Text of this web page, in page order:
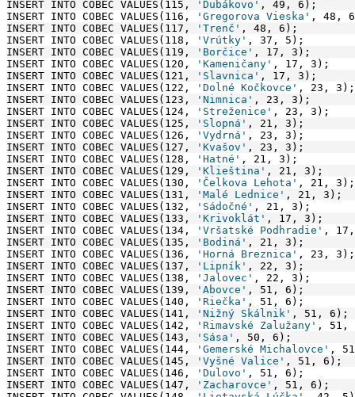
INSERT INTO COBEC VALUES(115,
'Ďubákovo' , 49, 6);
INSERT INTO COBEC VALUES(116,
'Gregorova Vieska' , 48,
INSERT INTO COBEC VALUES(117,
'Trenč' , 48, 6);
INSERT INTO COBEC VALUES(118,
'Vrútky' , 37, 5);
INSERT INTO COBEC VALUES(119,
'Borčice' , 17, 3);
INSERT INTO COBEC VALUES(120,
'Kameničany' , 17, 3);
INSERT INTO COBEC VALUES(121,
'Slavnica' , 17, 3);
INSERT INTO COBEC VALUES(122,
'Dolné Kočkovce' , 23, 3);
INSERT INTO COBEC VALUES(123,
'Nimnica' , 23, 3);
INSERT INTO COBEC VALUES(124,
'Streženice' , 23, 3);
INSERT INTO COBEC VALUES(125,
'Slopná' , 21, 3);
INSERT INTO COBEC VALUES(126,
'Vydrná' , 23, 3);
INSERT INTO COBEC VALUES(127,
'Kvašov' , 23, 3);
INSERT INTO COBEC VALUES(128,
'Hatné' , 21, 3);
INSERT INTO COBEC VALUES(129,
'Klieština' , 21, 3);
INSERT INTO COBEC VALUES(130,
'Čelkova Lehota' , 21, 3);
INSERT INTO COBEC VALUES(131,
'Malé Lednice' , 21, 3);
INSERT INTO COBEC VALUES(132,
'Sádočné' , 21, 3);
INSERT INTO COBEC VALUES(133,
'Krivoklát' , 17, 3);
INSERT INTO COBEC VALUES(134,
'Vršatské Podhradie' ,
INSERT INTO COBEC VALUES(135,
'Bodiná' , 21, 3);
INSERT INTO COBEC VALUES(136,
'Horná Breznica' , 23, 3);
INSERT INTO COBEC VALUES(137,
'Lipník' , 22, 3);
INSERT INTO COBEC VALUES(138,
'Jalovec' , 22, 3);
INSERT INTO COBEC VALUES(139,
'Abovce' , 51, 6);
INSERT INTO COBEC VALUES(140,
'Riečka' , 51, 6);
INSERT INTO COBEC VALUES(141,
'Nižný Skálnik' , 51, 6);
INSERT INTO COBEC VALUES(142,
'Rimavské Zalužany' , 51,
INSERT INTO COBEC VALUES(143,
'Sása' , 50, 6);
INSERT INTO COBEC VALUES(144,
'Gemerské Michalovce' ,
INSERT INTO COBEC VALUES(145,
'Vyšné Valice' , 51, 6);
INSERT INTO COBEC VALUES(146,
'Dulovo' , 51, 6);
INSERT INTO COBEC VALUES(147,
'Zacharovce' , 51, 6);